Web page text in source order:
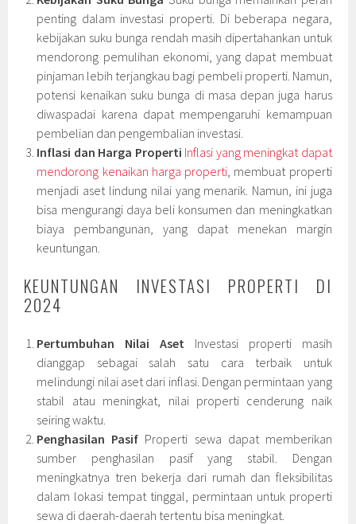
penting dalam investasi properti. Di beberapa negara,
kebijakan suku bunga rendah masih dipertahankan untuk
mendorong pemulihan ekonomi, yang dapat membuat
pinjaman lebih terjangkau bagi pembeli properti. Namun,
potensi kenaikan suku bunga di masa depan juga harus
diwaspadai karena dapat mempengaruhi kemampuan
pembelian dan pengembalian investasi.
Inflasi dan Harga Properti Inflasi yang meningkat dapat
mendorong kenaikan harga properti , membuat properti
menjadi aset lindung nilai yang menarik. Namun, ini juga
bisa mengurangi daya beli konsumen dan meningkatkan
biaya pembangunan, yang dapat menekan margin
keuntungan.
KEUNTUNGAN INVESTASI PROPERTI DI
2024
Pertumbuhan Nilai Aset Investasi properti masih
dianggap sebagai salah satu cara terbaik untuk
melindungi nilai aset dari inflasi. Dengan permintaan yang
stabil atau meningkat, nilai properti cenderung naik
seiring waktu.
Penghasilan Pasif Properti sewa dapat memberikan
sumber penghasilan pasif yang stabil. Dengan
meningkatnya tren bekerja dari rumah dan fleksibilitas
dalam lokasi tempat tinggal, permintaan untuk properti
sewa di daerah-daerah tertentu bisa meningkat.